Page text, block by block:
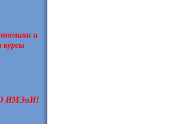
и
курсы
ИМЭиИ!